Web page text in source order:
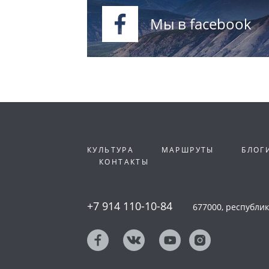
Мы в facebook
КУЛЬТУРА МАРШРУТЫ
КОНТАКТЫ
+7 914 110-10-84 677000,